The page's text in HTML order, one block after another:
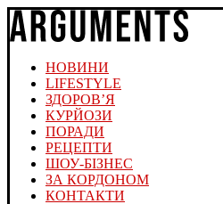
НОВИНИ
LIFESTYLE
ЗДОРОВ’Я
КУРЙОЗИ
ПОРАДИ
РЕЦЕПТИ
ШОУ-БІЗНЕС
ЗА КОРДОНОМ
КОНТАКТИ